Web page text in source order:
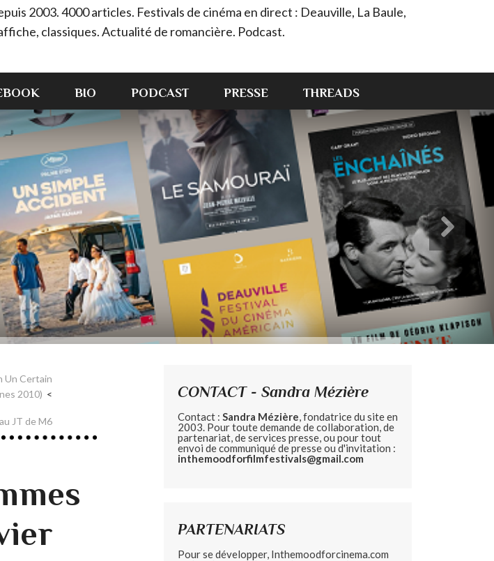
2003. 4000 articles. Festivals de cinéma en direct : Deauville, La Baule,
classiques. Actualité de romancière. Podcast.
BIO PODCAST PRESSE THREADS
Un Certain
2010)
JT de M6
CONTACT - Sandra Mézière
Contact : Sandra Mézière, fondatrice du site en
2003. Pour toute demande de collaboration, de
partenariat, de services presse, ou pour tout
envoi de communiqué de presse ou d'invitation :
inthemoodforfilmfestivals@gmail.com
PARTENARIATS
Pour se développer, Inthemoodforcinema.com